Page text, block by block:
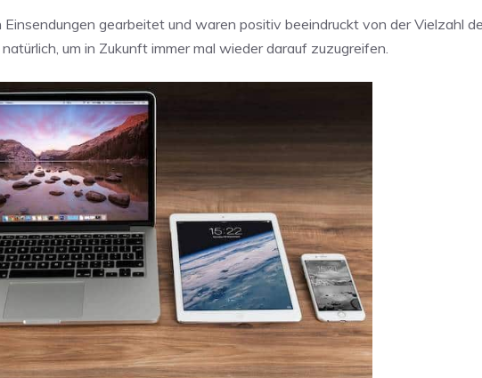
gearbeitet und waren positiv beeindruckt von der Vielzahl
um in Zukunft immer mal wieder darauf zuzugreifen.